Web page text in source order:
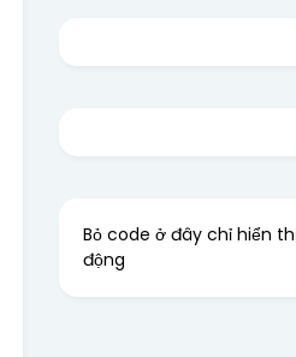
Bỏ code ở đây chỉ hiển
động